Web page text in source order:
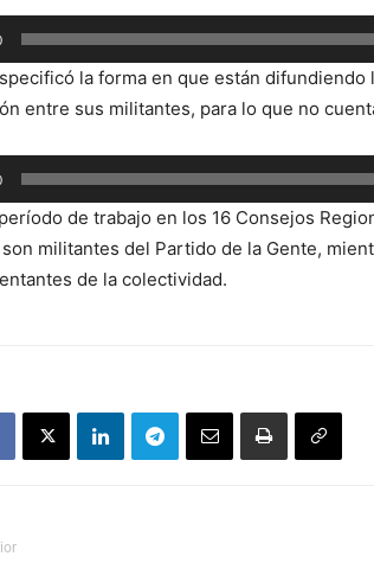
la forma en que están
entre sus militantes, para lo que no
de trabajo en los 16 Consejos
militantes del Partido de la Gente,
de la colectividad.